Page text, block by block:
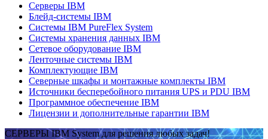
Серверы IBM
Блейд-системы IBM
Системы IBM PureFlex System
Системы хранения данных IBM
Сетевое оборудование IBM
Ленточные системы IBM
Комплектующие IBM
Северные шкафы и монтажные комплекты IBM
Источники бесперебойного питания UPS и PDU IBM
Программное обеспечение IBM
Лицензии и дополнительные гарантии IBM
СЕРВЕРЫ IBM System для решения любых задач!